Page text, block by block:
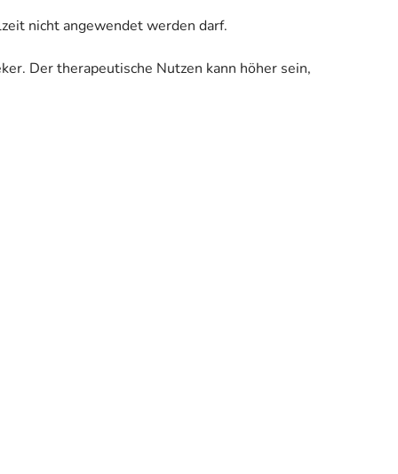
nicht angewendet werden darf.
Der therapeutische Nutzen kann höher sein,